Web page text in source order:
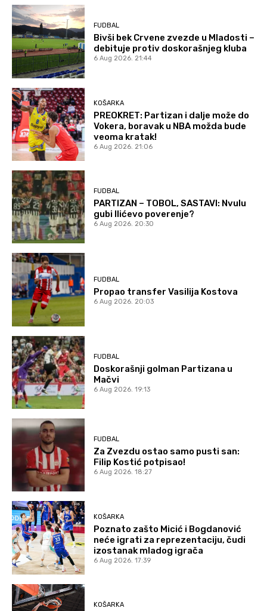
FUDBAL
Bivši bek Crvene zvezde u Mladosti –
debituje protiv doskorašnjeg kluba
6 Aug 2026. 21:44
KOŠARKA
PREOKRET: Partizan i dalje može do
Vokera, boravak u NBA možda bude
veoma kratak!
6 Aug 2026. 21:06
FUDBAL
PARTIZAN – TOBOL, SASTAVI: Nvulu
gubi Ilićevo poverenje?
6 Aug 2026. 20:30
FUDBAL
Propao transfer Vasilija Kostova
6 Aug 2026. 20:03
FUDBAL
Doskorašnji golman Partizana u
Mačvi
6 Aug 2026. 19:13
FUDBAL
Za Zvezdu ostao samo pusti san:
Filip Kostić potpisao!
6 Aug 2026. 18:27
KOŠARKA
Poznato zašto Micić i Bogdanović
neće igrati za reprezentaciju, čudi
izostanak mladog igrača
6 Aug 2026. 17:39
KOŠARKA